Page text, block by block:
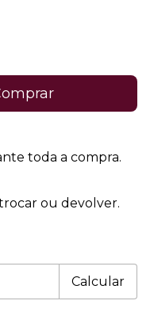
toda a compra.
ou devolver.
Calcular